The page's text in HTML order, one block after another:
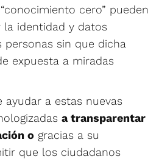
cero” pueden
la identidad y datos
personas sin que dicha
expuesta a miradas
ayudar a estas nuevas
a transparentar
o gracias a su
que los ciudadanos